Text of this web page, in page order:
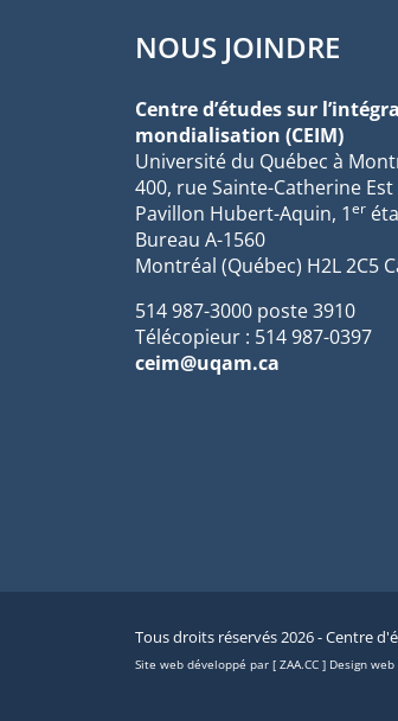
NOUS JOINDRE
Centre d’études sur
mondialisation (CEIM)
Université du Québec à
400, rue Sainte-Catherine Est
Pavillon Hubert-Aquin, 1er
Bureau A-1560
Montréal (Québec) H2L 2C5
514 987-3000 poste 3910
Télécopieur : 514 987-0397
ceim@uqam.ca
Tous droits réservés 2026 - Centre
Site web développé par [ ZAA.CC ] Design web